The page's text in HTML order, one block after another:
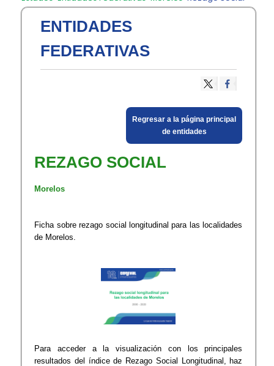
ENTIDADES
FEDERATIVAS
​Regresar a la página principal
de entidades​
REZAGO SOCIAL
Morelos
Ficha sobre rezago social longitudinal para las localidades
de Morelos.
Para acceder a la visualización con los principales
resultados del índice de Rezago Social Longitudinal, haz